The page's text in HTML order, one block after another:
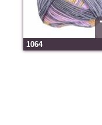
1064